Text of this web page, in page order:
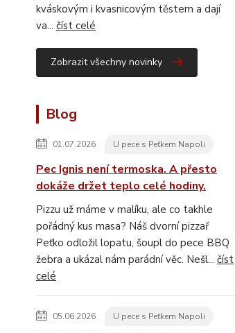
kváskovým i kvasnicovým těstem a dají
va... číst celé
Zobrazit všechny novinky
Blog
01.07.2026 U pece s Peťkem Napoli
Pec Ignis není termoska. A přesto
dokáže držet teplo celé hodiny.
Pizzu už máme v malíku, ale co takhle
pořádný kus masa? Náš dvorní pizzař
Peťko odložil lopatu, šoupl do pece BBQ
žebra a ukázal nám parádní věc. Nešl... číst
celé
05.06.2026 U pece s Peťkem Napoli